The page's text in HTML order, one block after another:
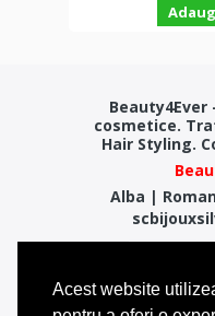
Acest website
cosmetice.
Hair Styling.
Alba |